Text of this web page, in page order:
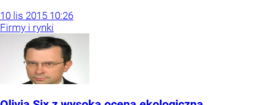
10 lis 2015 10:26
Firmy i rynki